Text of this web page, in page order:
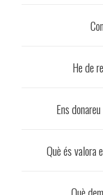
He de
Ens
Què és valora